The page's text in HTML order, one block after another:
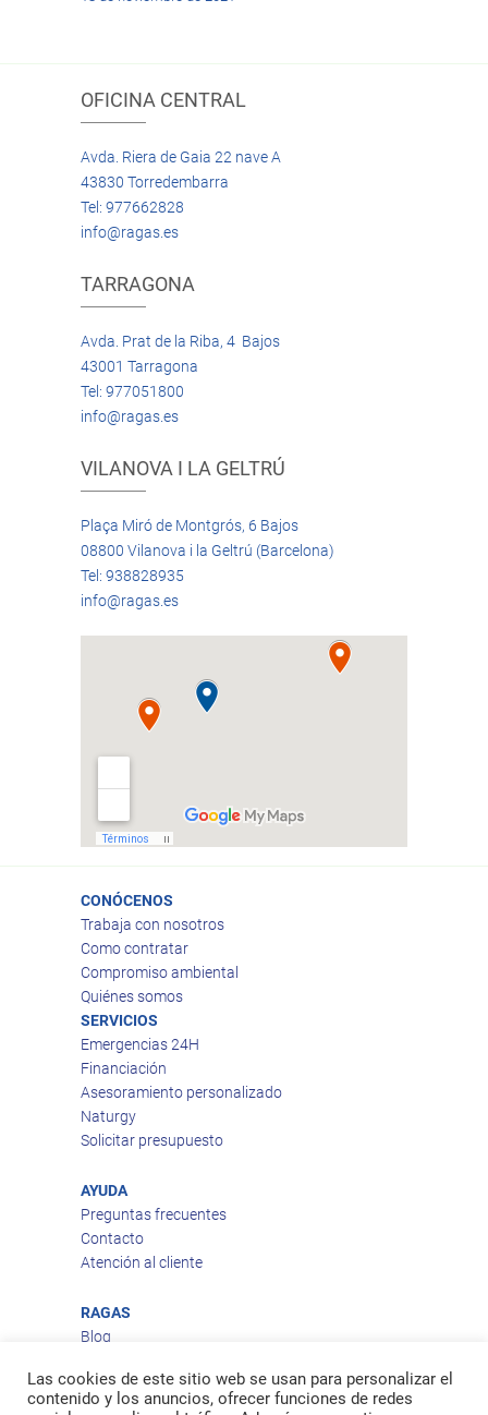
OFICINA CENTRAL
Avda. Riera de Gaia 22 nave A
43830 Torredembarra
Tel: 977662828
info@ragas.es
TARRAGONA
Avda. Prat de la Riba, 4 Bajos
43001 Tarragona
Tel: 977051800
info@ragas.es
VILANOVA I LA GELTRÚ
Plaça Miró de Montgrós, 6 Bajos
08800 Vilanova i la Geltrú (Barcelona)
Tel: 938828935
info@ragas.es
CONÓCENOS
Trabaja con nosotros
Como contratar
Compromiso ambiental
Quiénes somos
SERVICIOS
Emergencias 24H
Financiación
Asesoramiento personalizado
Naturgy
Solicitar presupuesto
AYUDA
Preguntas frecuentes
Contacto
Atención al cliente
RAGAS
Blog
Política de privacidad
Política de cookies
Las cookies de este sitio web se usan para personalizar el
contenido y los anuncios, ofrecer funciones de redes